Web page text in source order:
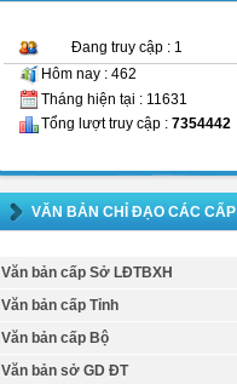
Đang truy cập : 1
Hôm nay : 462
Tháng hiện tại : 11631
Tổng lượt truy cập : 7354442
VĂN BẢN CHỈ ĐẠO CÁC CẤP
Văn bản cấp Sở LĐTBXH
Văn bản cấp Tỉnh
Văn bản cấp Bộ
Văn bản sở GD ĐT